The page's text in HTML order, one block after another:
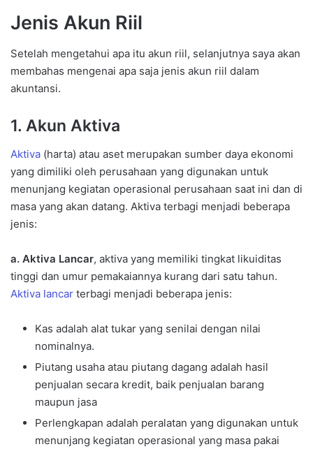
Jenis Akun Riil
Setelah mengetahui apa itu akun riil, selanjutnya saya akan
membahas mengenai apa saja jenis akun riil dalam
akuntansi.
1. Akun Aktiva
Aktiva (harta) atau aset merupakan sumber daya ekonomi
yang dimiliki oleh perusahaan yang digunakan untuk
menunjang kegiatan operasional perusahaan saat ini dan di
masa yang akan datang. Aktiva terbagi menjadi beberapa
jenis:
a. Aktiva Lancar, aktiva yang memiliki tingkat likuiditas
tinggi dan umur pemakaiannya kurang dari satu tahun.
Aktiva lancar terbagi menjadi beberapa jenis:
Kas adalah alat tukar yang senilai dengan nilai
nominalnya.
Piutang usaha atau piutang dagang adalah hasil
penjualan secara kredit, baik penjualan barang
maupun jasa
Perlengkapan adalah peralatan yang digunakan untuk
menunjang kegiatan operasional yang masa pakai